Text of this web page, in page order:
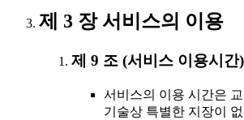
제 3 장 서비스의 이용
제 9 조 (서비스 이용시간)
서비스의 이용 시간은
기술상 특별한 지장이